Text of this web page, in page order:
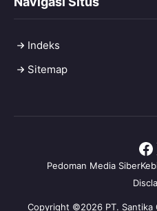
Indeks
Sitemap
Copyright ©2026 PT. Santika
Pedoman Media Siber